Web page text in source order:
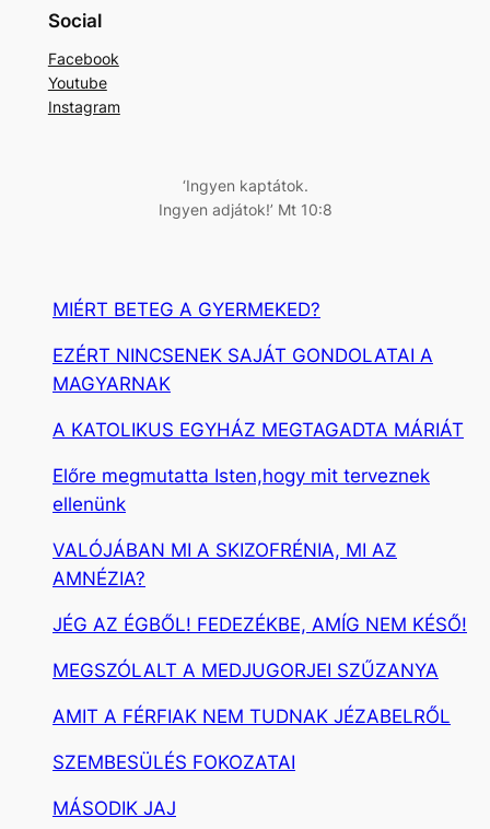
e
e
s
Social
Facebook
Youtube
Instagram
‘Ingyen kaptátok.
Ingyen adjátok!’ Mt 10:8
MIÉRT BETEG A GYERMEKED?
EZÉRT NINCSENEK SAJÁT GONDOLATAI A
MAGYARNAK
A KATOLIKUS EGYHÁZ MEGTAGADTA MÁRIÁT
Előre megmutatta Isten,hogy mit terveznek
ellenünk
VALÓJÁBAN MI A SKIZOFRÉNIA, MI AZ
AMNÉZIA?
JÉG AZ ÉGBŐL! FEDEZÉKBE, AMÍG NEM KÉSŐ!
MEGSZÓLALT A MEDJUGORJEI SZŰZANYA
AMIT A FÉRFIAK NEM TUDNAK JÉZABELRŐL
SZEMBESÜLÉS FOKOZATAI
MÁSODIK JAJ